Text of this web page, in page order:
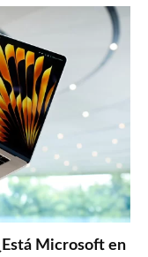
Microsoft en